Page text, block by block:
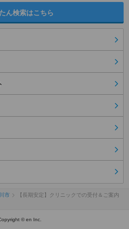
ん検索はこちら
市
【長期安定】クリニックでの受付＆ご案内
© en Inc.